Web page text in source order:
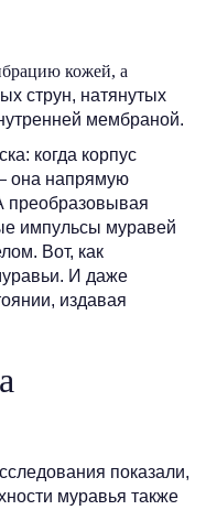
кожей, а
струн, натянутых
мембраной.
когда корпус
она напрямую
преобразовывая
импульсы муравей
Вот, как
И даже
издавая
показали,
муравья также